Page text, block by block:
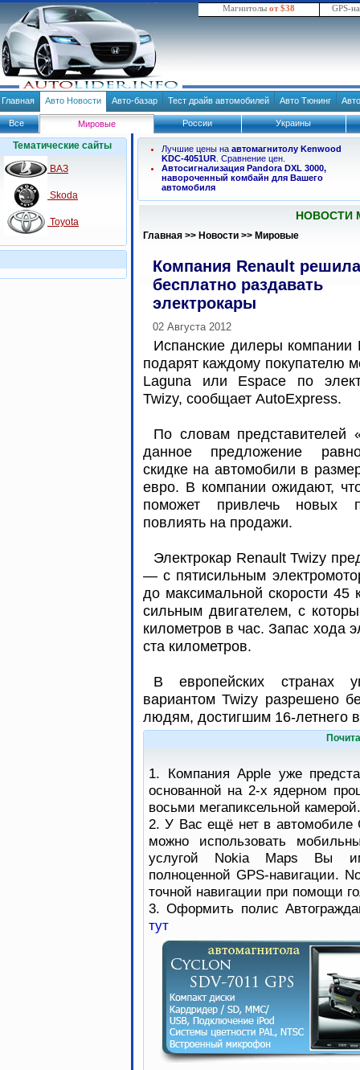
Магнитолы от $38 GPS-
Главная Авто Новости Авто-базар Тест драйв автомобилей Авто Тюнинг
Все Мировые России Украины
Тематические сайты
ВАЗ
Skoda
Toyota
Лучшие цены на автомагнитолу Kenwood
KDC-4051UR . Сравнение цен.
Автосигнализация Pandora DXL 3000,
навороченный комбайн для Вашего
автомобиля
НОВОСТИ
Главная >> Новости >> Мировые
Компания Renault решила
бесплатно раздавать
электрокары
02 Августа 2012
Испанские дилеры компании
подарят каждому покупателю
Laguna или Espace по
Twizy, сообщает AutoExpress.
По словам представителей
данное предложение
скидке на автомобили в
евро. В компании ожидают,
поможет привлечь новых
повлиять на продажи.
Электрокар Renault Twizy
— с пятисильным
до максимальной скорости 45
сильным двигателем, с
километров в час. Запас хода
ста километров.
В европейских странах
вариантом Twizy разрешено
людям, достигшим 16-летнего
1. Компания Apple уже
основанной на 2-х ядерном
восьми мегапиксельной камерой.
2. У Вас ещё нет в автомобиле
можно использовать
услугой Nokia Maps Вы
полноценной GPS-навигации.
точной навигации при помощи
3. Оформить полис
тут